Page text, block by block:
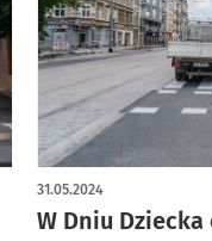
W Dniu
31.05.2024
artykuł z galerią